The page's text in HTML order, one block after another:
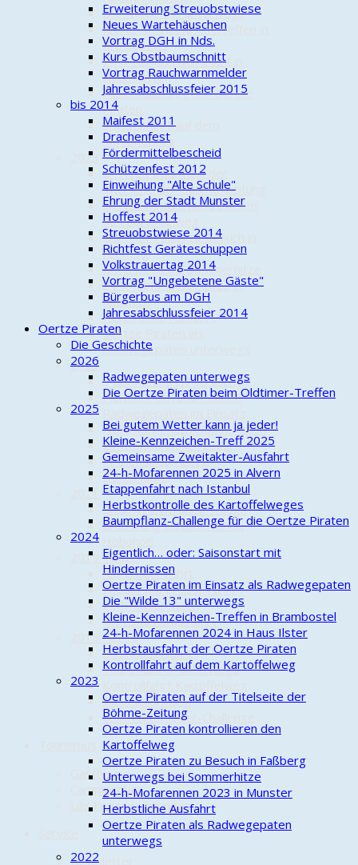
Die "Wilde 13" unterwegs
Kleine-Kennzeichen-Treffen in
Brambostel
24-h-Mofarennen 2024 in
Haus Ilster
Herbstausfahrt der Oertze
Piraten
Kontrollfahrt auf dem
Kartoffelweg
2023
Oertze Piraten auf der
Titelseite der Böhme-Zeitung
Oertze Piraten kontrollieren
den Kartoffelweg
Oertze Piraten zu Besuch in
Faßberg
Unterwegs bei Sommerhitze
24-h-Mofarennen 2023 in
Munster
Herbstliche Ausfahrt
Oertze Piraten als
Radwegepaten unterwegs
2022
... der Anfang ist gemacht
Pleiten, Pech und Pannen
Höllenfahrt nach Hösseringen
24-h-Mofarennen 2022
Piratensaison 2022
Lichterfahrt
2021
Blaue Wolken über Trauen
Eroberung Eisenherzchen
2019 - 2020
Auf großer Fahrt
Wieder auf großer Fahrt
24-h-Mofarennen
Jahresabschlussfahrt
2015 - 2018
Erkundungsfahrt
Tourenfahrer unterwegs
Saisoneröffnung
Cold-Water-Beer-Challenge
Gasthaus
Campingplatz
Lilis Ferienwohnungen
Newsletter
Erweiterung Streuobstwiese
Neues Wartehäuschen
Vortrag DGH in Nds.
Kurs Obstbaumschnitt
Vortrag Rauchwarnmelder
Jahresabschlussfeier 2015
bis 2014
Maifest 2011
Drachenfest
Fördermittelbescheid
Schützenfest 2012
Einweihung "Alte Schule"
Ehrung der Stadt Munster
Hoffest 2014
Streuobstwiese 2014
Richtfest Geräteschuppen
Volkstrauertag 2014
Vortrag "Ungebetene Gäste"
Bürgerbus am DGH
Jahresabschlussfeier 2014
Oertze Piraten
Die Geschichte
2026
Radwegepaten unterwegs
Die Oertze Piraten beim Oldtimer-Treffen
2025
Bei gutem Wetter kann ja jeder!
Kleine-Kennzeichen-Treff 2025
Gemeinsame Zweitakter-Ausfahrt
24-h-Mofarennen 2025 in Alvern
Etappenfahrt nach Istanbul
Herbstkontrolle des Kartoffelweges
Baumpflanz-Challenge für die Oertze Piraten
2024
Eigentlich… oder: Saisonstart mit
Hindernissen
Oertze Piraten im Einsatz als Radwegepaten
Die "Wilde 13" unterwegs
Kleine-Kennzeichen-Treffen in Brambostel
24-h-Mofarennen 2024 in Haus Ilster
Herbstausfahrt der Oertze Piraten
Kontrollfahrt auf dem Kartoffelweg
2023
Oertze Piraten auf der Titelseite der
Böhme-Zeitung
Oertze Piraten kontrollieren den
Kartoffelweg
Oertze Piraten zu Besuch in Faßberg
Unterwegs bei Sommerhitze
24-h-Mofarennen 2023 in Munster
Herbstliche Ausfahrt
Oertze Piraten als Radwegepaten
unterwegs
2022